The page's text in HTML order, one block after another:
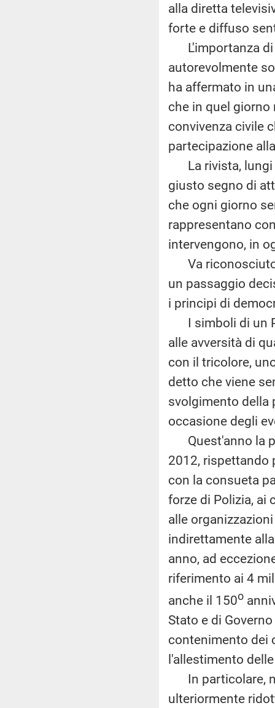
alla diretta
forte e diffuso
L'importanza di
autorevolmente
ha affermato in
che in quel
convivenza civile
partecipazione
La rivista, lungi
giusto segno di
che ogni giorno
rappresentano
intervengono, in
Va riconosciuto
un passaggio
i principi di
I simboli di un
alle avversità di
con il tricolore,
detto che viene
svolgimento della
occasione degli
Quest'anno la
2012, rispettando
con la consueta
forze di Polizia, ai
alle
indirettamente
anno, ad
riferimento ai 4
anche il 150o
Stato e di
contenimento dei
l'allestimento
In particolare,
ulteriormente